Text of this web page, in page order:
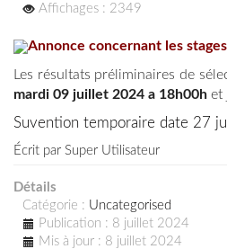
Affichages : 2349
Annonce concernant les
Les résultats préliminaires de
mardi 09 juillet 2024 a 18h00h et
Suvention temporaire date 27
Écrit par Super Utilisateur
Détails
Catégorie : Uncategorised
Publication : 8 juillet 2024
Mis à jour : 8 juillet 2024